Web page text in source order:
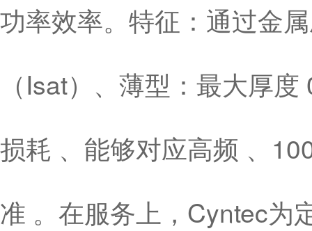
功率效率。特征：通过金
（Isat）、薄型：最大厚
损耗 、能够对应高频 、
准 。在服务上，Cyntec为